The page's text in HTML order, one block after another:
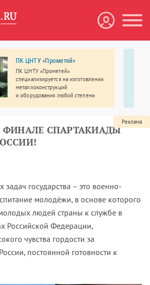
ПК ЦНТУ «Прометей»
ПК ЦНТУ «Прометей»
специализируется на изготовлении
металлоконструкций
и оборудования любой степени
СПАРТАКИАДЫ
государства – это военно-
молодёжи, в основе которого
людей страны к службе в
Российской Федерации,
чувства гордости за
постоянной готовности к
Реклама